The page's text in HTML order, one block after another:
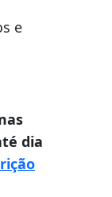
e
dia